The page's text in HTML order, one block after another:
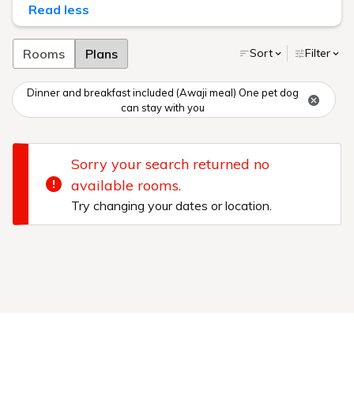
Read less
Rooms Plans Sort Filter
Dinner and breakfast included (Awaji meal) One pet dog
can stay with you
Sorry your search returned no
available rooms.
Try changing your dates or location.